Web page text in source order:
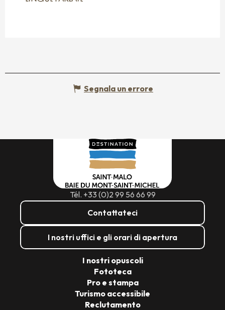
Segnala un errore
Tél. +33 (0)2 99 56 66 99
Contattateci
I nostri uffici e gli orari di apertura
I nostri opuscoli
Fototeca
Pro e stampa
Turismo accessibile
Reclutamento